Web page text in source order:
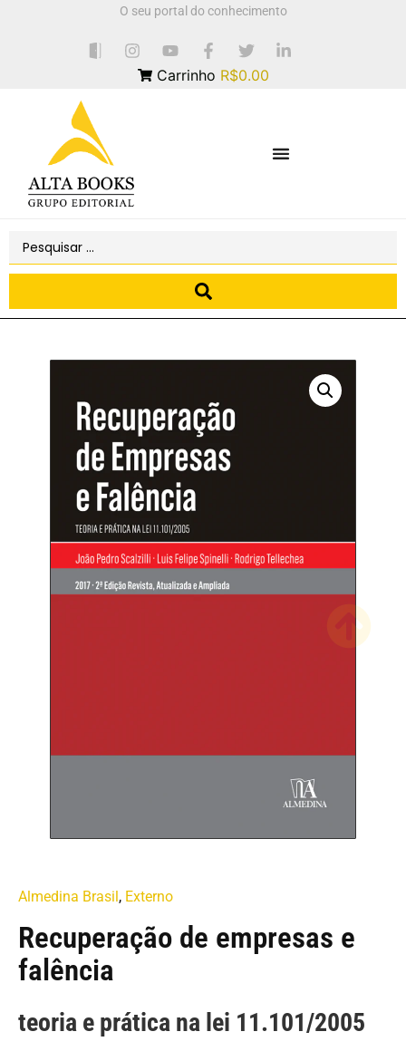
O seu portal do conhecimento
Carrinho R$0.00
Almedina Brasil, Externo
Recuperação de empresas e
falência
teoria e prática na lei 11.101/2005